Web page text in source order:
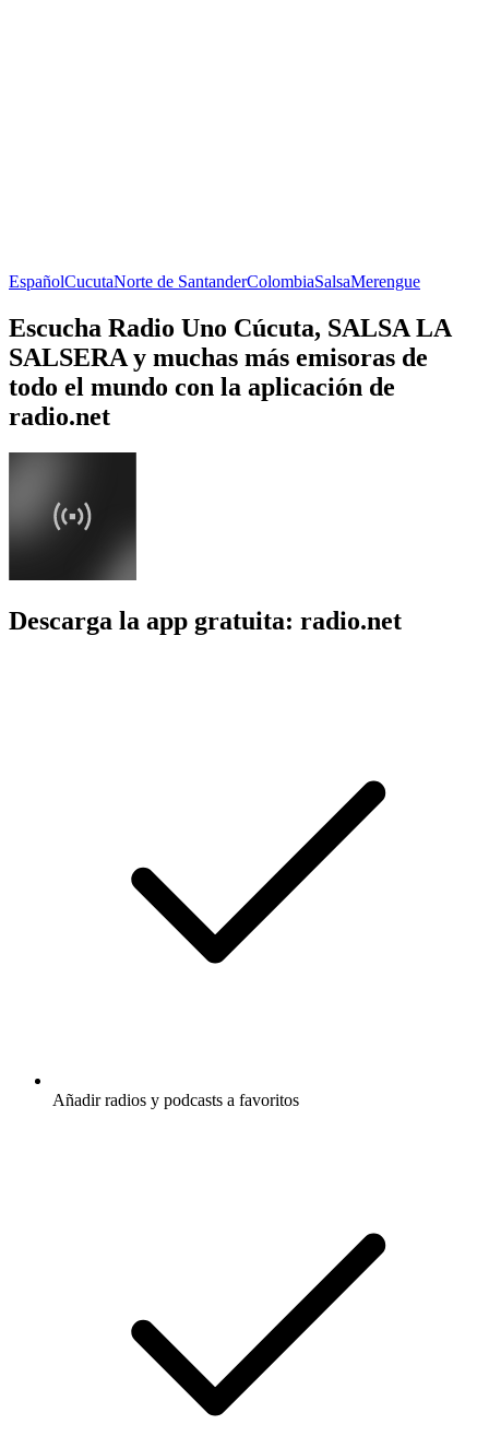
EspañolCucutaNorte de SantanderColombiaSalsaMerengue
Escucha Radio Uno Cúcuta, SALSA LA
SALSERA y muchas más emisoras de
todo el mundo con la aplicación de
radio.net
Descarga la app gratuita: radio.net
Añadir radios y podcasts a favoritos